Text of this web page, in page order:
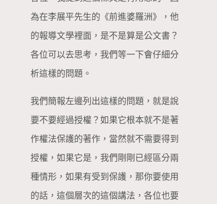
為在李展平先生的《前進婆羅洲》，他
的報導文學裡面，是不是算是公文書？
各位可以去思考，我們等一下會仔細分
析這樣的問題。
我們簡報左邊列出這樣的問題，就是說
要不要經過授權？如果它根本就不是著
作權法保護的著作，當然就不需要得到
授權，如果它是，我們剛剛已經區分兩
種情形，如果有受到保護，那你要使用
的話，這個層次的這個講法，各位也要